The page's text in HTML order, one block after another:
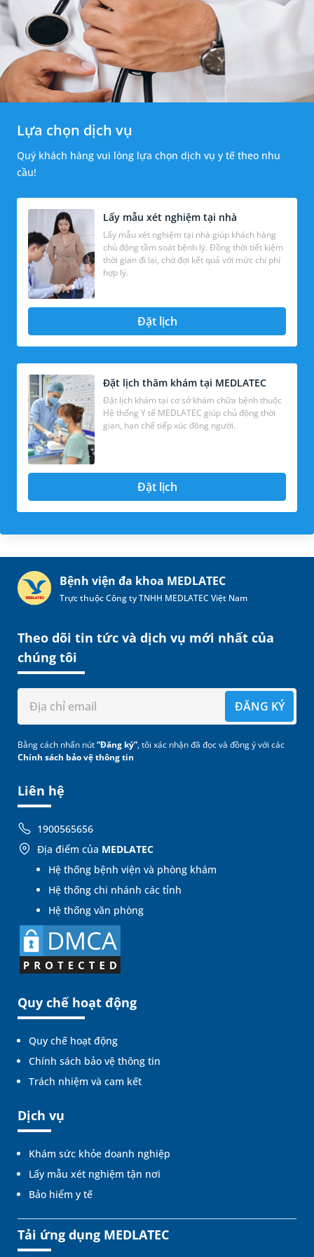
Lựa chọn dịch vụ
Quý khách hàng vui lòng lựa chọn dịch vụ y tế theo nhu
cầu!
Lấy mẫu xét nghiệm tại nhà
Lấy mẫu xét nghiệm tại nhà giúp khách hàng
chủ động tầm soát bệnh lý. Đồng thời tiết kiệm
thời gian đi lại, chờ đợi kết quả với mức chi phí
hợp lý.
Đặt lịch
Đặt lịch thăm khám tại MEDLATEC
Đặt lịch khám tại cơ sở khám chữa bệnh thuộc
Hệ thống Y tế MEDLATEC giúp chủ động thời
gian, hạn chế tiếp xúc đông người.
Đặt lịch
Bệnh viện đa khoa MEDLATEC
Trực thuộc Công ty TNHH MEDLATEC Việt Nam
Liên hệ
1900565656
Địa điểm của MEDLATEC
Hệ thống bệnh viện và phòng khám
Hệ thống chi nhánh các tỉnh
Hệ thống văn phòng
Quy chế hoạt động
Quy chế hoạt động
Chính sách bảo vệ thông tin
Trách nhiệm và cam kết
Dịch vụ
Khám sức khỏe doanh nghiệp
Lấy mẫu xét nghiệm tận nơi
Bảo hiểm y tế
Theo dõi tin tức và dịch vụ mới nhất của
chúng tôi
ĐĂNG KÝ
Bằng cách nhấn nút“Đăng ký”, tôi xác nhận đã đọc và đồng ý với các
Chính sách bảo vệ thông tin
Tải ứng dụng MEDLATEC